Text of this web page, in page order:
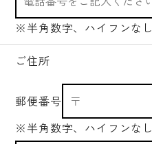
※半角数字、ハイフンなし
ご住所
郵便番号
※半角数字、ハイフンなし